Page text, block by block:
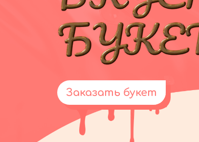
Заказать букет